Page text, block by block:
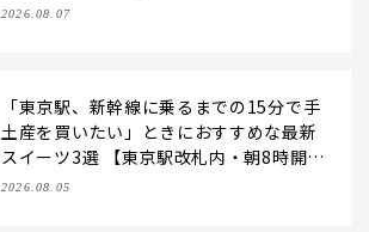
2026.08.07
「東京駅、新幹線に乗るまでの15分で手
土産を買いたい」ときにおすすめな最新
スイーツ3選 【東京駅改札内・朝8時開
店】
2026.08.05